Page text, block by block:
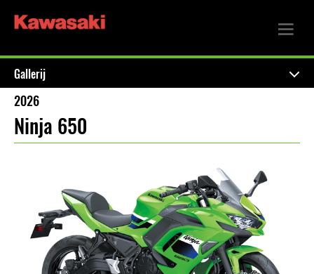
Gallerij
2026
Ninja 650